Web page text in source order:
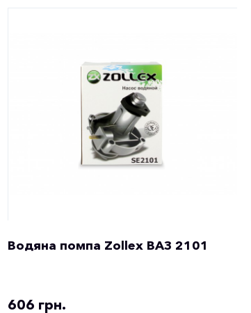
Водяна помпа Zollex ВАЗ 2101
606 грн.